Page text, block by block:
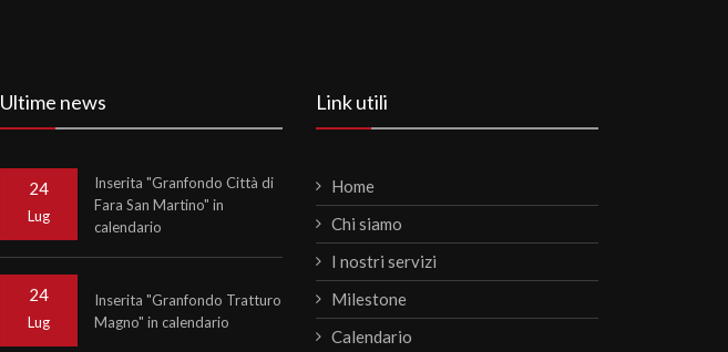
Ultime news
24
Lug
Inserita "Granfondo Città di
Fara San Martino" in
calendario
24
Lug
Inserita "Granfondo Tratturo
Magno" in calendario
Link utili
Home
Chi siamo
I nostri servizi
Milestone
Calendario